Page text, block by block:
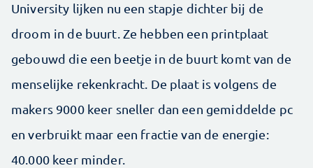
University lijken nu een stapje dichter bij de
droom in de buurt. Ze hebben een printplaat
gebouwd die een beetje in de buurt komt van de
menselijke rekenkracht. De plaat is volgens de
makers 9000 keer sneller dan een gemiddelde pc
en verbruikt maar een fractie van de energie:
40.000 keer minder.